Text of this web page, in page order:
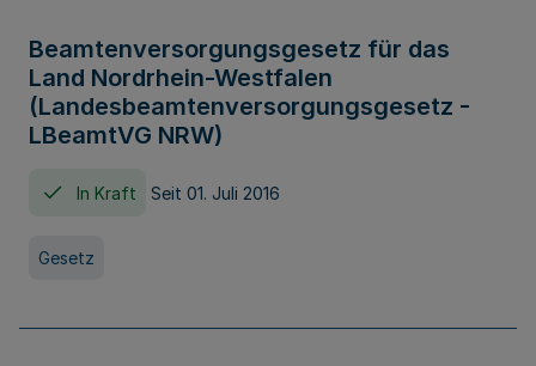
Beamtenversorgungsgesetz für das
Land Nordrhein-Westfalen
(Landesbeamtenversorgungsgesetz -
LBeamtVG NRW)
In Kraft Seit 01. Juli 2016
Gesetz